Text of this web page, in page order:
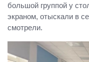
большой группой у
экраном, отыскали в
смотрели.